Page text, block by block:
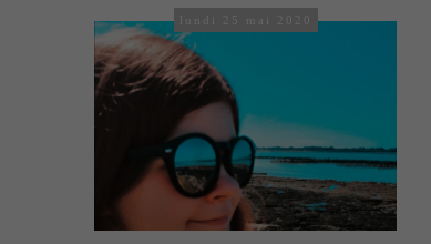
lundi 25 mai 2020